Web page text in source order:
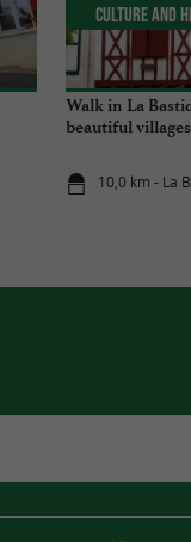
Walk in La
beautiful
10,0 km - La
Culture and